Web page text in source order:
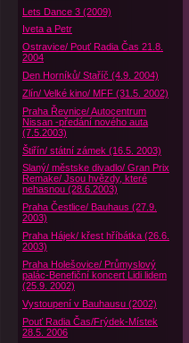
Lets Dance 3 (2009)
Iveta a Petr
Ostravice/ Pouť Radia Čas 21.8.
2004
Den Horníků/ Staříč (4.9. 2004)
Zlín/ Velké kino/ MFF (31.5. 2002)
Praha Řevnice/ Autocentrum
Nissan -předání nového auta
(7.5.2003)
Štiřín/ státní zámek (16.5. 2003)
Slaný/ městske divadlo/ Gran Prix
Remake/ Jsou hvězdy, které
nehasnou (28.6.2003)
Praha Čestlice/ Bauhaus (27.9.
2003)
Praha Hájek/ křest hříbátka (26.6.
2003)
Praha Holešovice/ Průmyslový
palác-Benefiční koncert Lidi lidem
(25.9. 2002)
Vystoupení v Bauhausu (2002)
Pouť Radia Čas/Frýdek-Místek
28.5. 2006